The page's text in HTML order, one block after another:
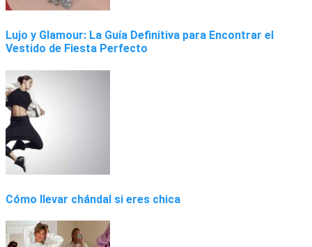
Lujo y Glamour: La Guía Definitiva para Encontrar el
Vestido de Fiesta Perfecto
Cómo llevar chándal si eres chica